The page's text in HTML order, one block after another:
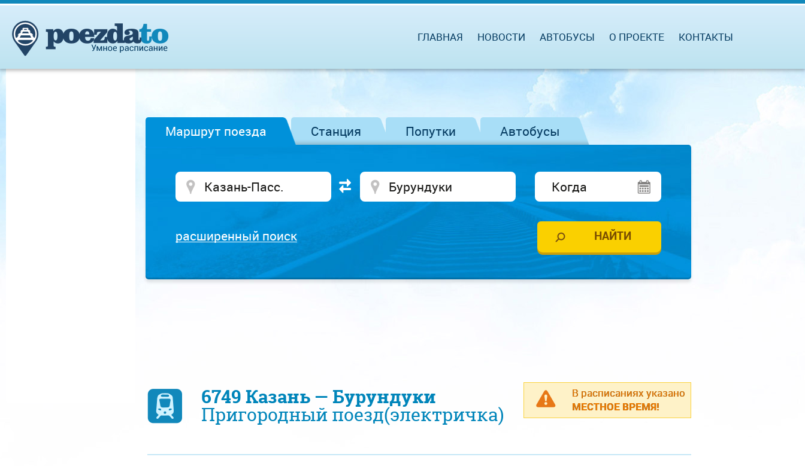
ГЛАВНАЯ НОВОСТИ АВТОБУСЫ О ПРОЕКТЕ КОНТАКТЫ
Маршрут поезда Станция Попутки Автобусы
расширенный поиск
В расписаниях указано
МЕСТНОЕ ВРЕМЯ!
6749 Казань — Бурундуки
Пригородный поезд(электричка)